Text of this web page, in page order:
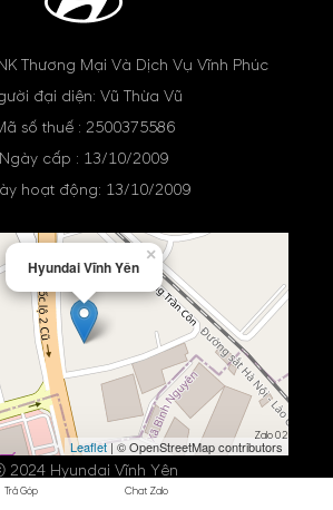
Thương Mại Và Dịch Vụ Vĩnh Phúc
đại diện: Vũ Thừa Vũ
số thuế : 2500375586
Ngày cấp : 13/10/2009
hoạt động: 13/10/2009
Hyundai Vĩnh Yên
×
Leaflet| © OpenStreetMap contributors
2024 Hyundai Vĩnh Yên
Trả Góp Chat Zalo
Zalo 02